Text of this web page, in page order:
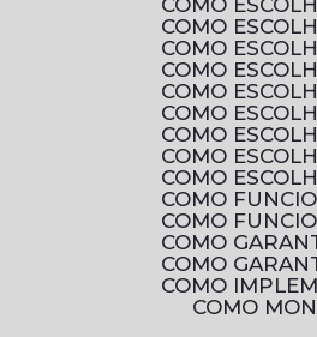
COMO
COMO
COMO
COMO
COMO
COMO
COMO
COMO
COMO
COMO
COMO
COMO
COMO
COMO
COMO MONTAR UM SISTEMA DE CIRCUITO FECHADO DE TV RESIDENCIAL PARA AUMENTAR A SEGURANÇA DA SUA